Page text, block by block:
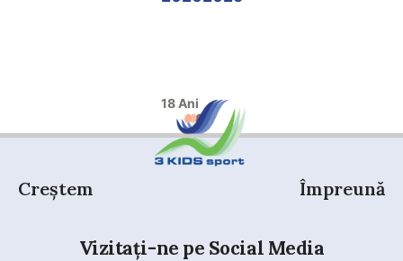
18 Ani
Creștem Împreună
Vizitați-ne pe Social Media